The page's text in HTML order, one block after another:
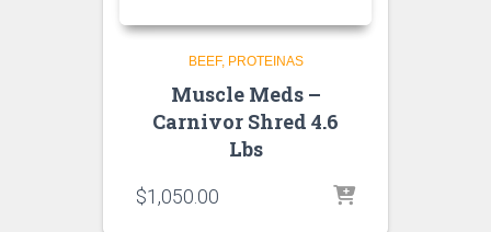
BEEF PROTEINAS
Muscle Meds –
Carnivor Shred 4.6
Lbs
$1,050.00